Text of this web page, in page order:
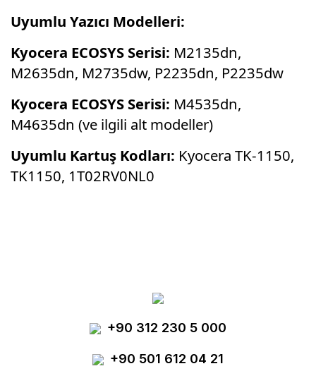
Uyumlu Yazıcı Modelleri:
Kyocera ECOSYS Serisi: M2135dn,
M2635dn, M2735dw, P2235dn, P2235dw
Kyocera ECOSYS Serisi: M4535dn,
M4635dn (ve ilgili alt modeller)
Uyumlu Kartuş Kodları: Kyocera TK-1150,
TK1150, 1T02RV0NL0
Yorum Yaz
Ürün resmi kalitesiz, bozuk veya
görüntülenemiyor.
+90 312 230 5 000
+90 501 612 04 21